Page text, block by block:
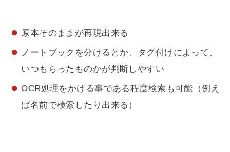
原本そのままが再現出来る
ノートブックを分けるとか、タグ付けによって、
いつもらったものかが判断しやすい
OCR処理をかける事である程度検索も可能（例え
ば名前で検索したり出来る）